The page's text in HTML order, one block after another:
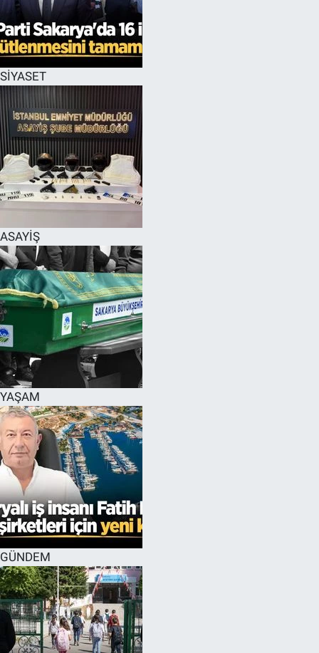
SİYASET
ASAYİŞ
YAŞAM
GÜNDEM
EĞİTİM
ÖZEL HABER
HALK54 PANORAMA